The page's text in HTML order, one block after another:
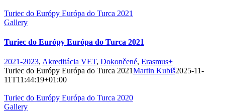
Turiec do Európy Európa do Turca 2021
Gallery
Turiec do Európy Európa do Turca 2021
2021-2023, Akreditácia VET, Dokončené, Erasmus+
Turiec do Európy Európa do Turca 2021Martin Kubiš2025-11-
11T11:44:19+01:00
Turiec do Európy Európa do Turca 2020
Gallery